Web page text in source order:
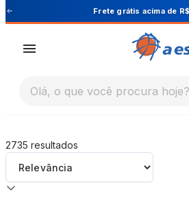
A Esportiva
Olá, o que você procura hoje?
2735 resultados